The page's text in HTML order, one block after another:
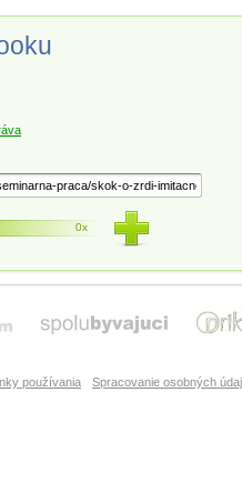
0x
používania Spracovanie osobných